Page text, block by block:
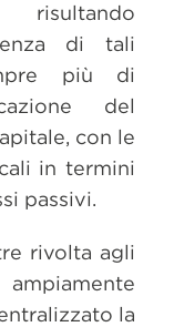
di tali
più di
del
con le
in termini
passivi.
rivolta agli
la